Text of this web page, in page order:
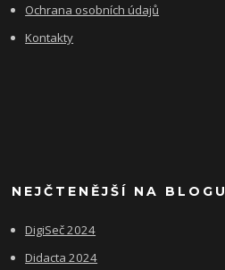
Ochrana osobních údajů
Kontakty
NEJČTENĚJŠÍ NA BLOGU
DigiSeč 2024
Didacta 2024